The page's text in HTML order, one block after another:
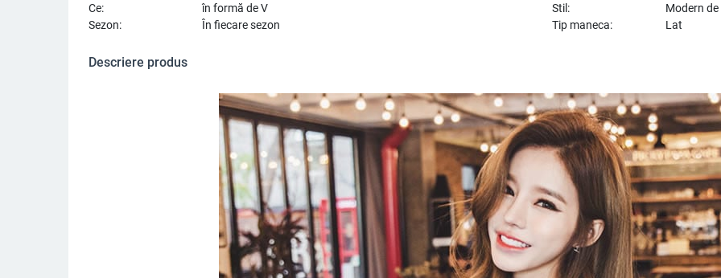
Ce:
în formă de V Stil:
Modern de
Sezon:
În fiecare sezon Tip maneca: Lat
Descriere produs